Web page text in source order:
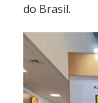
do Brasil.